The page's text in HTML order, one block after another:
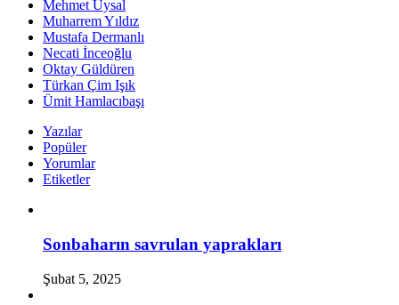
Mehmet Uysal
Muharrem Yıldız
Mustafa Dermanlı
Necati İnceoğlu
Oktay Güldüren
Türkan Çim Işık
Ümit Hamlacıbaşı
Yazılar
Popüler
Yorumlar
Etiketler
Sonbaharın savrulan yaprakları
Şubat 5, 2025